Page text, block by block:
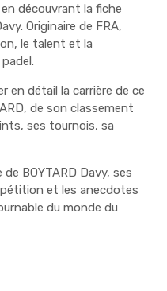
découvrant la fiche
Originaire de FRA,
le talent et la
en détail la carrière de ce
de son classement
ses tournois, sa
BOYTARD Davy, ses
et les anecdotes
du monde du